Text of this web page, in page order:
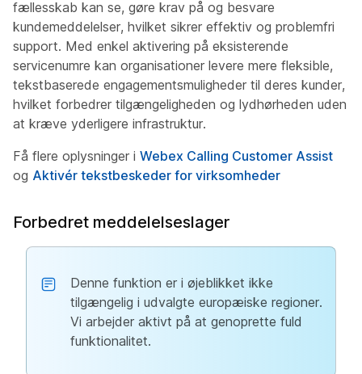
fællesskab kan se, gøre krav på og besvare
kundemeddelelser, hvilket sikrer effektiv og problemfri
support. Med enkel aktivering på eksisterende
servicenumre kan organisationer levere mere fleksible,
tekstbaserede engagementsmuligheder til deres kunder,
hvilket forbedrer tilgængeligheden og lydhørheden uden
at kræve yderligere infrastruktur.
Få flere oplysninger i Webex Calling Customer Assist
og Aktivér tekstbeskeder for virksomheder
Forbedret meddelelseslager
Denne funktion er i øjeblikket ikke
tilgængelig i udvalgte europæiske regioner.
Vi arbejder aktivt på at genoprette fuld
funktionalitet.